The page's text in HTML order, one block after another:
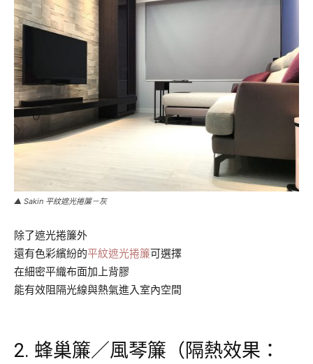
▲ Sakin 平紋遮光捲簾－灰
除了遮光捲簾外
還有色彩繽紛的平紋遮光捲簾可選擇
在細密平織布面加上背膠
能有效阻隔光線與熱氣進入室內空間
2. 蜂巢簾／風琴簾（隔熱效果：